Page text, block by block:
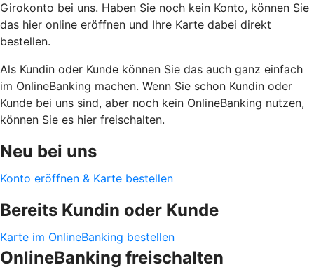
Girokonto bei uns. Haben Sie noch kein Konto, können Sie
das hier online eröffnen und Ihre Karte dabei direkt
bestellen.
Als Kundin oder Kunde können Sie das auch ganz einfach
im OnlineBanking machen. Wenn Sie schon Kundin oder
Kunde bei uns sind, aber noch kein OnlineBanking nutzen,
können Sie es hier freischalten.
Neu bei uns
Konto eröffnen & Karte bestellen
Bereits Kundin oder Kunde
Karte im OnlineBanking bestellen
OnlineBanking freischalten